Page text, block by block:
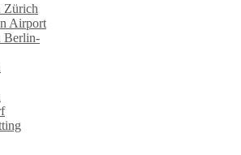
Zürich
Airport
Berlin-